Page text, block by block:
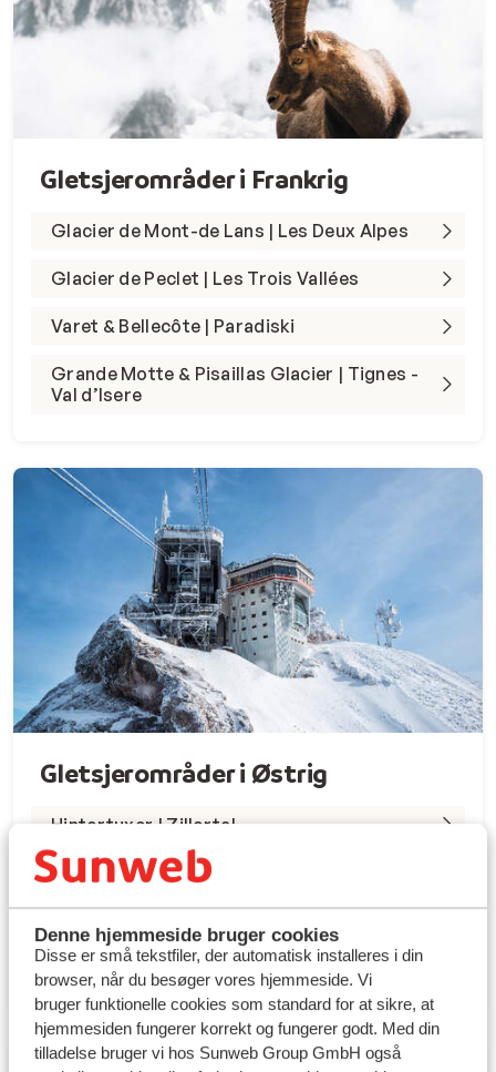
Denne hjemmeside bruger cookies
Disse er små tekstfiler, der automatisk installeres i din
browser, når du besøger vores hjemmeside. Vi
bruger funktionelle cookies som standard for at sikre, at
hjemmesiden fungerer korrekt og fungerer godt. Med din
tilladelse bruger vi hos Sunweb Group GmbH også
Gletsjerområder i Frankrig
Glacier de Mont-de Lans | Les Deux Alpes
Glacier de Peclet | Les Trois Vallées
Varet & Bellecôte | Paradiski
Grande Motte & Pisaillas Glacier | Tignes -
Val d’Isere
Gletsjerområder i Østrig
Hintertuxer | Zillertal
Tiegenbach & Rettenbach | Sölden
Dachstein | Ski Amadé